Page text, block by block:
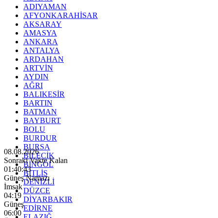
ADIYAMAN
AFYONKARAHİSAR
AKSARAY
AMASYA
ANKARA
ANTALYA
ARDAHAN
ARTVİN
AYDIN
AĞRI
BALIKESİR
BARTIN
BATMAN
BAYBURT
BOLU
BURDUR
BURSA
BİLECİK
BİNGÖL
BİTLİS
DENİZLİ
DÜZCE
DİYARBAKIR
EDİRNE
08.08.2026
Sonraki Vakte Kalan
01:40:42
Güneş Namazı
İmsak
04:19
Güneş
06:00